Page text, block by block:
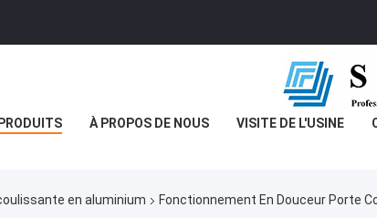
PRODUITS À PROPOS DE NOUS VISITE DE L'USINE
en aluminium Fonctionnement En Douceur Porte